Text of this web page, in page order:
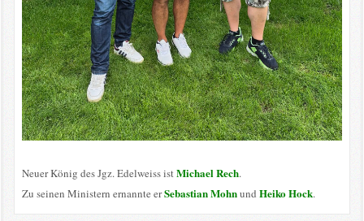
Neuer König des Jgz. Edelweiss istMichael Rech.
Zu seinen Ministern ernannte erSebastian Mohnund Heiko Hock.